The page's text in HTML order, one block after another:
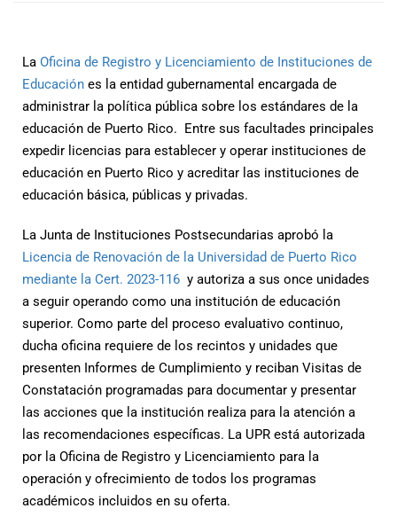
La Oficina de Registro y Licenciamiento de Instituciones de
Educación es la entidad gubernamental encargada de
administrar la política pública sobre los estándares de la
educación de Puerto Rico. Entre sus facultades principales
expedir licencias para establecer y operar instituciones de
educación en Puerto Rico y acreditar las instituciones de
educación básica, públicas y privadas.
La Junta de Instituciones Postsecundarias aprobó la
Licencia de Renovación de la Universidad de Puerto Rico
mediante la Cert. 2023-116 y autoriza a sus once unidades
a seguir operando como una institución de educación
superior. Como parte del proceso evaluativo continuo,
ducha oficina requiere de los recintos y unidades que
presenten Informes de Cumplimiento y reciban Visitas de
Constatación programadas para documentar y presentar
las acciones que la institución realiza para la atención a
las recomendaciones específicas. La UPR está autorizada
por la Oficina de Registro y Licenciamiento para la
operación y ofrecimiento de todos los programas
académicos incluidos en su oferta.